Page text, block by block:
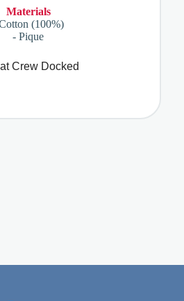
Materials
(100%)
- Pique
Crew Docked